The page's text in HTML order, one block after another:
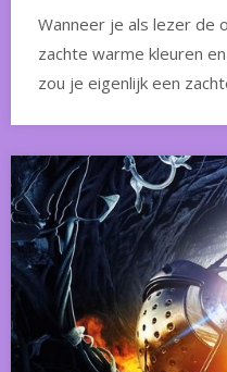
Wanneer je als lezer de
zachte warme kleuren
zou je eigenlijk een